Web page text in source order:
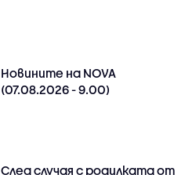
Новините на NOVA
(07.08.2026 - 9.00)
След случая с родилката от